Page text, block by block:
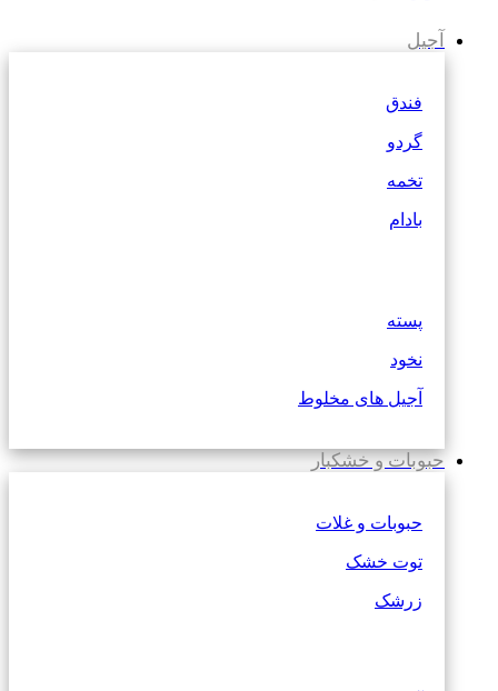
آجیل
فندق
گردو
تخمه
بادام
پسته
نخود
آجیل های مخلوط
حبوبات و خشکبار
حبوبات و غلات
توت خشک
زرشک